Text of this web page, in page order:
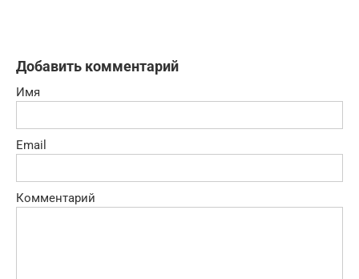
Добавить комментарий
Имя
Email
Комментарий